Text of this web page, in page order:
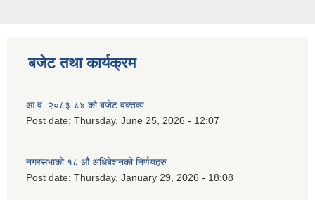
बजेट तथा कार्यक्रम
आ.व. २०८३-८४ को बजेट वक्तव्य
Post date: Thursday, June 25, 2026 - 12:07
नगरसभाको १८ औ अधिबेशनको निर्णयहरु
Post date: Thursday, January 29, 2026 - 18:08